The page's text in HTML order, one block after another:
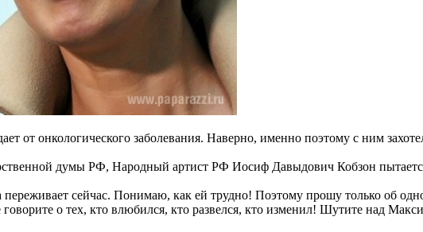
от онкологического заболевания. Наверно, именно поэтому с ним
думы РФ, Народный артист РФ Иосиф Давыдович Кобзон
сейчас. Понимаю, как ей трудно! Поэтому прошу только об
говорите о тех, кто влюбился, кто развелся, кто изменил! Шутите над